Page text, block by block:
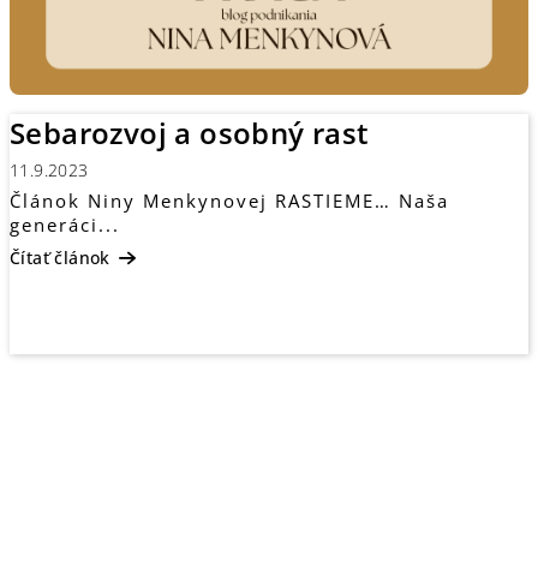
Sebarozvoj a osobný rast
11.9.2023
Článok Niny Menkynovej RASTIEME… Naša
generáci...
Čítať článok